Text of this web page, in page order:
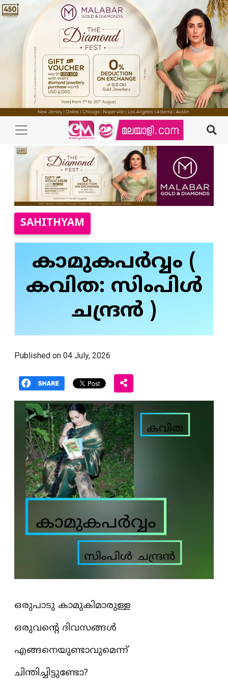
SAHITHYAM
കാമുകപർവ്വം (
കവിത: സിംപിൾ
ചന്ദ്രൻ )
Published on 04 July, 2026
ഒരുപാടു കാമുകിമാരുള്ള
ഒരുവന്റെ ദിവസങ്ങൾ
എങ്ങനെയുണ്ടാവുമെന്ന്
ചിന്തിച്ചിട്ടുണ്ടോ?